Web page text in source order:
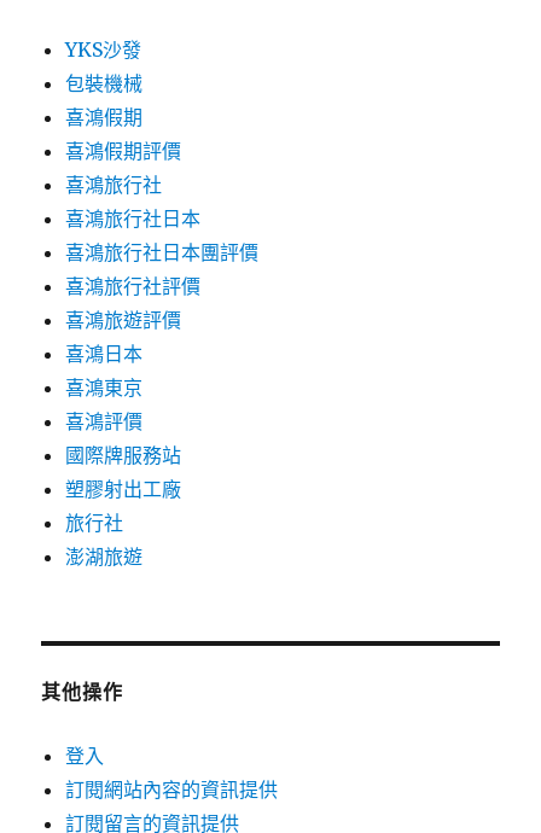
YKS沙發
包裝機械
喜鴻假期
喜鴻假期評價
喜鴻旅行社
喜鴻旅行社日本
喜鴻旅行社日本團評價
喜鴻旅行社評價
喜鴻旅遊評價
喜鴻日本
喜鴻東京
喜鴻評價
國際牌服務站
塑膠射出工廠
旅行社
澎湖旅遊
其他操作
登入
訂閱網站內容的資訊提供
訂閱留言的資訊提供